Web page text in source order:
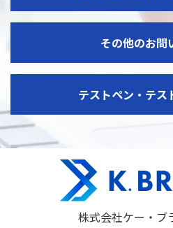
その他のお問
テストペン・テス
株式会社ケー・ブ